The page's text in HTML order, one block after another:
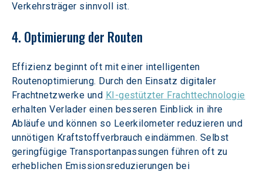
Verkehrsträger sinnvoll ist.
4. Optimierung der Routen
Effizienz beginnt oft mit einer intelligenten
Routenoptimierung. Durch den Einsatz digitaler
Frachtnetzwerke und KI-gestützter Frachttechnologie
erhalten Verlader einen besseren Einblick in ihre
Abläufe und können so Leerkilometer reduzieren und
unnötigen Kraftstoffverbrauch eindämmen. Selbst
geringfügige Transportanpassungen führen oft zu
erheblichen Emissionsreduzierungen bei